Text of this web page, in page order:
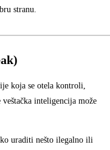
stranu.
koja se otela kontroli,
inteligencija može
uraditi nešto ilegalno ili